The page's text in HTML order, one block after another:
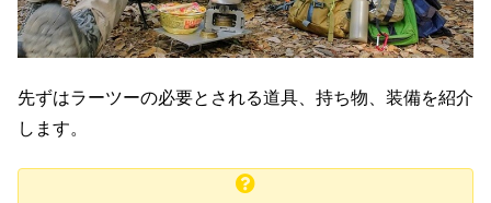
先ずはラーツーの必要とされる道具、持ち物、装備を紹介
します。